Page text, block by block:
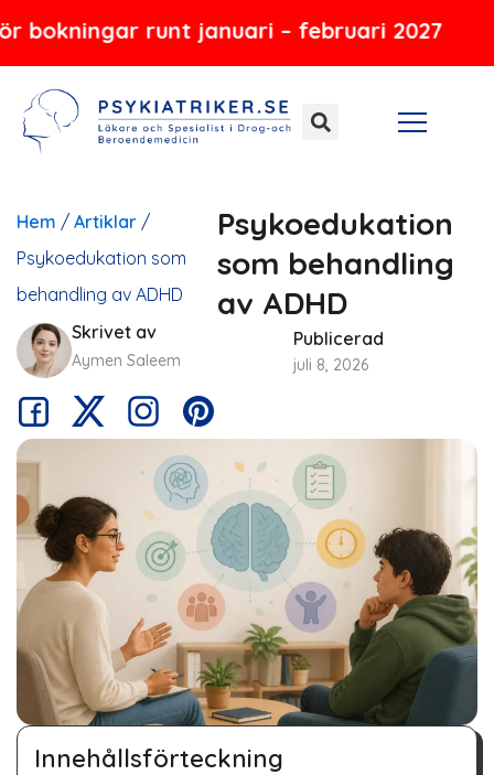
runt januari – februari 2027
Hoppa
innehåll
Hem / Artiklar /
Psykoedukation som
behandling av ADHD
Psykoedukation
som behandling
av ADHD
Skrivet av
Aymen Saleem
Publicerad
juli 8, 2026
Innehållsförteckning